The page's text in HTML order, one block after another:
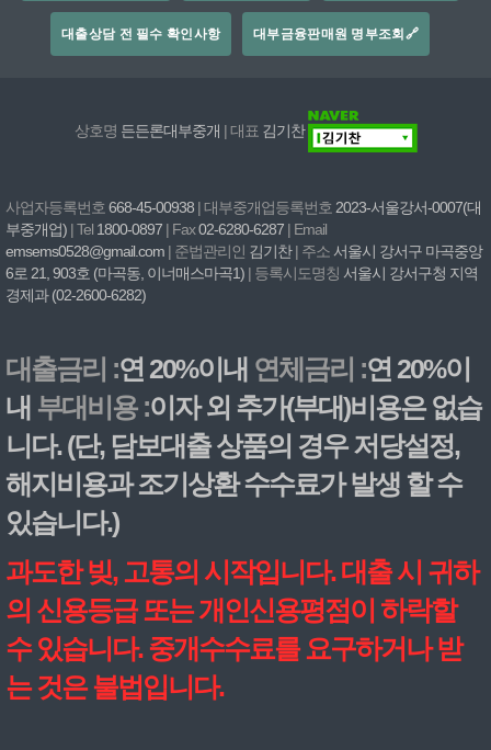
대출상담 전 필수 확인사항 대부금융판매원 명부조회🔗
상호명 든든론대부중개 | 대표 김기찬
사업자등록번호 668-45-00938 | 대부중개업등록번호 2023-서울강서-0007(대
부중개업) | Tel 1800-0897 | Fax02-6280-6287 | Email
emsems0528@gmail.com | 준법관리인 김기찬| 주소 서울시 강서구 마곡중앙
6로 21, 903호 (마곡동, 이너매스마곡1) | 등록시도명칭 서울시 강서구청 지역
경제과 (02-2600-6282)
대출금리 :연 20%이내 연체금리 :연 20%이
내 부대비용 :이자 외 추가(부대)비용은 없습
니다. (단, 담보대출 상품의 경우 저당설정,
해지비용과 조기상환 수수료가 발생 할 수
있습니다.)
과도한 빚, 고통의 시작입니다. 대출 시 귀하
의 신용등급 또는 개인신용평점이 하락할
수 있습니다. 중개수수료를 요구하거나 받
는 것은 불법입니다.